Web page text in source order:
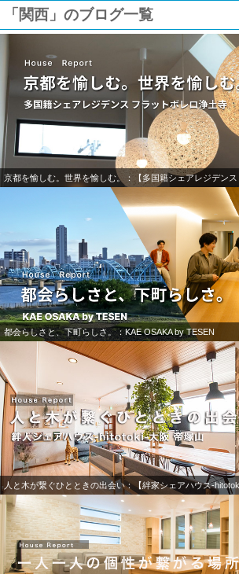
「関西」のブログ一覧
京都を愉しむ。世界を愉しむ。：【多国籍シェアレジデンス
都会らしさと、下町らしさ。：KAE OSAKA by TESEN
人と木が繋ぐひとときの出会い：【絆家シェアハウス-